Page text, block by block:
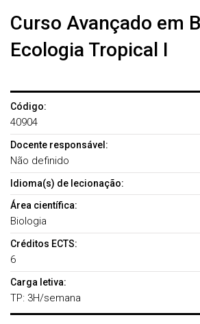
Curso Avançado em Biologia e
Ecologia Tropical I
Código:
40904
Docente responsável:
Não definido
Idioma(s) de lecionação:
Área científica:
Biologia
Créditos ECTS:
6
Carga letiva:
TP: 3H/semana